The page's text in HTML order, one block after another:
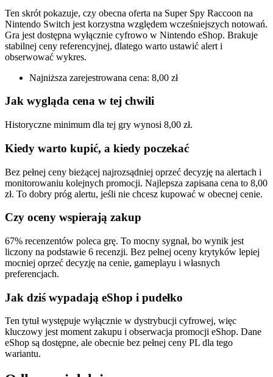
Ten skrót pokazuje, czy obecna oferta na Super Spy Raccoon na
Nintendo Switch jest korzystna względem wcześniejszych notowań.
Gra jest dostępna wyłącznie cyfrowo w Nintendo eShop. Brakuje
stabilnej ceny referencyjnej, dlatego warto ustawić alert i
obserwować wykres.
Najniższa zarejestrowana cena: 8,00 zł
Jak wygląda cena w tej chwili
Historyczne minimum dla tej gry wynosi 8,00 zł.
Kiedy warto kupić, a kiedy poczekać
Bez pełnej ceny bieżącej najrozsądniej oprzeć decyzję na alertach i
monitorowaniu kolejnych promocji. Najlepsza zapisana cena to 8,00
zł. To dobry próg alertu, jeśli nie chcesz kupować w obecnej cenie.
Czy oceny wspierają zakup
67% recenzentów poleca grę. To mocny sygnał, bo wynik jest
liczony na podstawie 6 recenzji. Bez pełnej oceny krytyków lepiej
mocniej oprzeć decyzję na cenie, gameplayu i własnych
preferencjach.
Jak dziś wypadają eShop i pudełko
Ten tytuł występuje wyłącznie w dystrybucji cyfrowej, więc
kluczowy jest moment zakupu i obserwacja promocji eShop. Dane
eShop są dostępne, ale obecnie bez pełnej ceny PL dla tego
wariantu.